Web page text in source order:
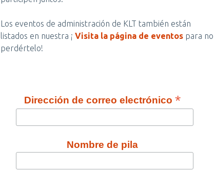
Los eventos de administración de KLT también están
listados en nuestra ¡ Visita la página de eventos para no
perdértelo!
Dirección de correo electrónico *
Nombre de pila